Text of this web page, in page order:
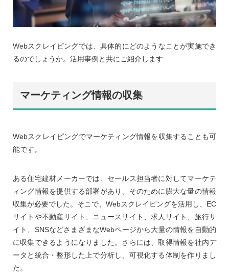
Webスクレイピングでは、具体的にどのようなことが実施でき
るのでしょうか。活用事例と共にご紹介します
マーケティング情報の収集
Webスクレイピングでマーケティング情報を収集することも可
能です。
ある住宅建材メーカーでは、セールス担当者に対してマーケテ
ィング情報を提供する部署があり、そのために膨大な量の情報
収集が必要でした。そこで、Webスクレイピングを活用し、EC
サイトや不動産サイト、ニュースサイト、求人サイト、旅行サ
イト、SNSなどさまざまなWebページから大量の情報を自動的
に収集できるようになりました。さらには、取得情報を社内デ
ータと統合・整形した上で分析し、可視化する体制を作りまし
た。